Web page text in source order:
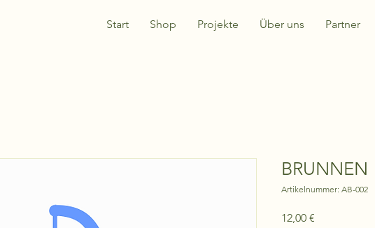
Start Shop Projekte Über uns Partner
BRUNNEN
Artikelnummer: AB-002
12,00 €